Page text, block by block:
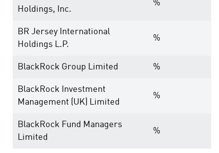
Holdings, Inc.
%
BR Jersey International
Holdings L.P.
%
BlackRock Group Limited %
BlackRock Investment
Management (UK) Limited
%
BlackRock Fund Managers
Limited
%